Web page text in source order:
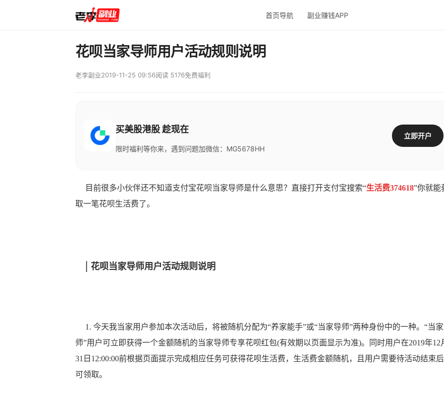
首页导航 副业赚钱APP
花呗当家导师用户活动规则说明
老李副业2019-11-25 09:56阅读 5176免费福利
买美股港股 趁现在
限时福利等你来，遇到问题加微信：MG5678HH
立即开户
目前很多小伙伴还不知道支付宝花呗当家导师是什么意思？直接打开支付宝搜索“生活费374618”你就能
取一笔花呗生活费了。
| 花呗当家导师用户活动规则说明
1. 今天我当家用户参加本次活动后，将被随机分配为“养家能手”或“当家导师”两种身份中的一种。“当
师”用户可立即获得一个金额随机的当家导师专享花呗红包(有效期以页面显示为准)。同时用户在2019年12
31日12:00:00前根据页面提示完成相应任务可获得花呗生活费，生活费金额随机，且用户需要待活动结束
可领取。